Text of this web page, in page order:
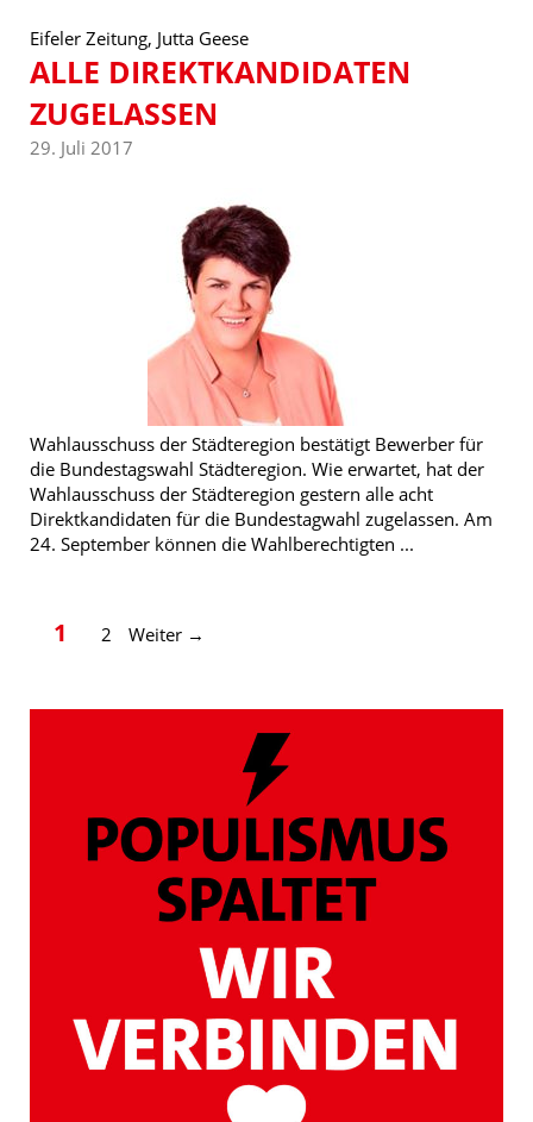
Eifeler Zeitung, Jutta Geese
ALLE DIREKTKANDIDATEN
ZUGELASSEN
29. Juli 2017
Wahlausschuss der Städteregion bestätigt Bewerber für
die Bundestagswahl Städteregion. Wie erwartet, hat der
Wahlausschuss der Städteregion gestern alle acht
Direktkandidaten für die Bundestagwahl zugelassen. Am
24. September können die Wahlberechtigten ...
Seite
1 Seite
2 Weiter →